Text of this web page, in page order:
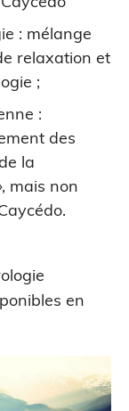
: mélange
relaxation et
;
:
des
la
mais non
en